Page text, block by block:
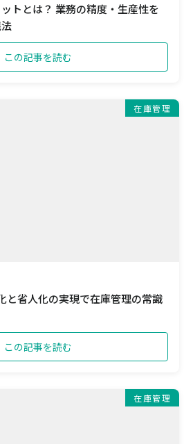
トとは？ 業務の精度・生産性を
この記事を読む
在庫管理
と省人化の実現で在庫管理の常識
この記事を読む
在庫管理